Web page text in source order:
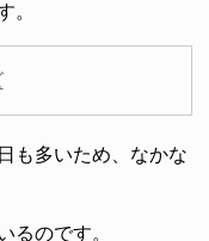
。
も多いため、なかな
るのです。